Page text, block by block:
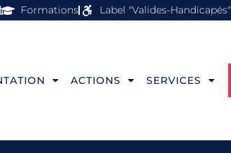
Formations Label "Valides-Handicapés"
ACTIONS SERVICES